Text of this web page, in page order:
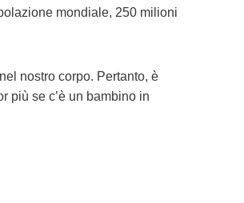
mondiale, 250 milioni
nostro corpo. Pertanto, è
più se c’è un bambino in